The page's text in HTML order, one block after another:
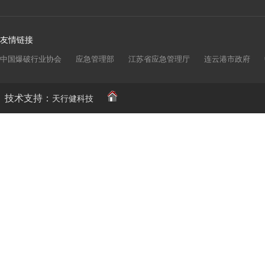
友情链接
中国爆破行业协会 应急管理部 江苏省应急管理厅 连云港市政府
技术支持： 天行健科技